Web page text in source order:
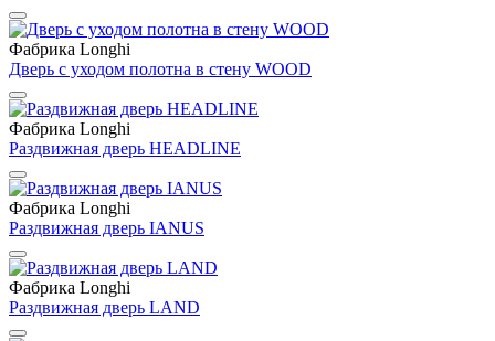
Фабрика Longhi
Дверь с уходом полотна в стену WOOD
Фабрика Longhi
Раздвижная дверь HEADLINE
Фабрика Longhi
Раздвижная дверь IANUS
Фабрика Longhi
Раздвижная дверь LAND